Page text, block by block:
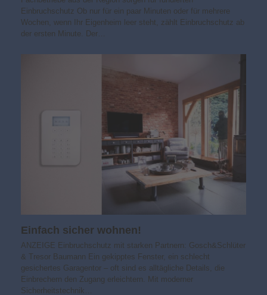
Einbruchschutz Ob nur für ein paar Minuten oder für mehrere
Wochen, wenn Ihr Eigenheim leer steht, zählt Einbruchschutz ab
der ersten Minute. Der…
Einfach sicher wohnen!
ANZEIGE Einbruchschutz mit starken Partnern: Gosch&Schlüter
& Tresor Baumann Ein gekipptes Fenster, ein schlecht
gesichertes Garagentor – oft sind es alltägliche Details, die
Einbrechern den Zugang erleichtern. Mit moderner
Sicherheitstechnik…